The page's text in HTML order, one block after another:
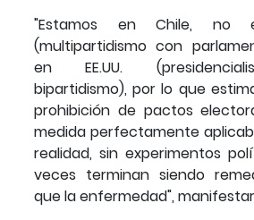
"Estamos en Chile, no
(multipartidismo con
en EE.UU.
bipartidismo), por lo que
prohibición de pactos
medida perfectamente
realidad, sin experimentos
veces terminan siendo
que la enfermedad",